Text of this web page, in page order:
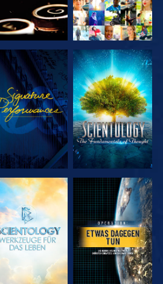
ANSEHEN
SERIE
ENTDECKEN
SERIE
ENTDECKEN
ANSEHEN